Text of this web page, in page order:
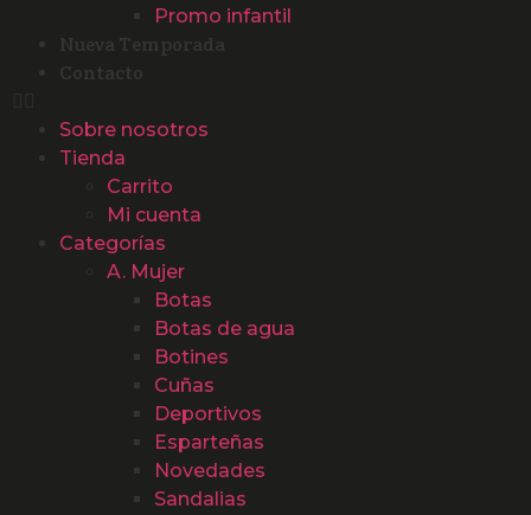
Promo infantil
Nueva Temporada
Contacto
Sobre nosotros
Tienda
Carrito
Mi cuenta
Categorías
A. Mujer
Botas
Botas de agua
Botines
Cuñas
Deportivos
Esparteñas
Novedades
Sandalias